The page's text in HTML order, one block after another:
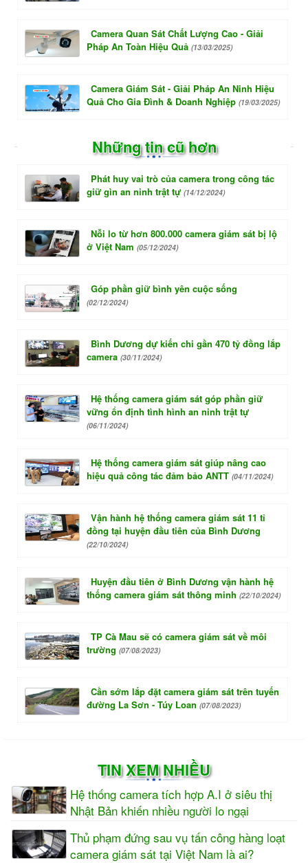
Camera Quan Sát Chất Lượng Cao - Giải
Pháp An Toàn Hiệu Quả (13/03/2025)
Camera Giám Sát - Giải Pháp An Ninh Hiệu
Quả Cho Gia Đình & Doanh Nghiệp (19/03/2025)
Những tin cũ hơn
Phát huy vai trò của camera trong công tác
giữ gìn an ninh trật tự (14/12/2024)
Nỗi lo từ hơn 800.000 camera giám sát bị lộ
ở Việt Nam (05/12/2024)
Góp phần giữ bình yên cuộc sống
(02/12/2024)
Bình Dương dự kiến chi gần 470 tỷ đồng lắp
camera (30/11/2024)
Hệ thống camera giám sát góp phần giữ
vững ổn định tình hình an ninh trật tự
(06/11/2024)
Hệ thống camera giám sát giúp nâng cao
hiệu quả công tác đảm bảo ANTT (04/11/2024)
Vận hành hệ thống camera giám sát 11 tỉ
đồng tại huyện đầu tiên của Bình Dương
(22/10/2024)
Huyện đầu tiên ở Bình Dương vận hành hệ
thống camera giám sát thông minh (22/10/2024)
TP Cà Mau sẽ có camera giám sát về môi
trường (07/08/2023)
Cần sớm lắp đặt camera giám sát trên tuyến
đường La Sơn - Túy Loan (07/08/2023)
TIN XEM NHIỀU
Hệ thống camera tích hợp A.I ở siêu thị
Nhật Bản khiến nhiều người lo ngại
Thủ phạm đứng sau vụ tấn công hàng loạt
camera giám sát tại Việt Nam là ai?